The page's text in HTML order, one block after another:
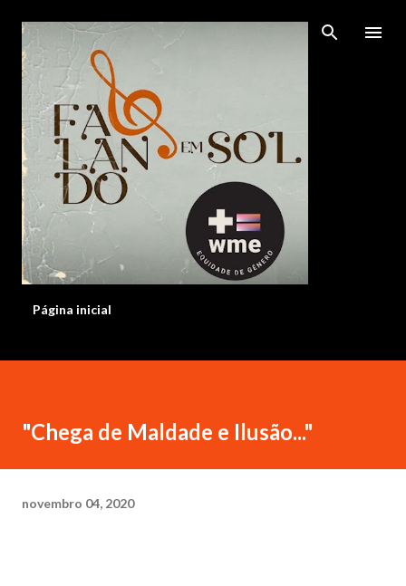
Pular para o conteúdo principal
Página inicial
"Chega de Maldade e Ilusão..."
novembro 04, 2020